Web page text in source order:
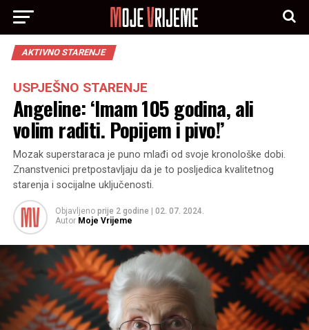
AKTIVNO STARENJE
USPJEŠNO STARENJE
Angeline: ‘Imam 105 godina, ali
volim raditi. Popijem i pivo!’
Mozak superstaraca je puno mlađi od svoje kronološke dobi.
Znanstvenici pretpostavljaju da je to posljedica kvalitetnog
starenja i socijalne uključenosti.
Objavljeno prije 2 godine
02. 07. 2024.
Autor Moje Vrijeme